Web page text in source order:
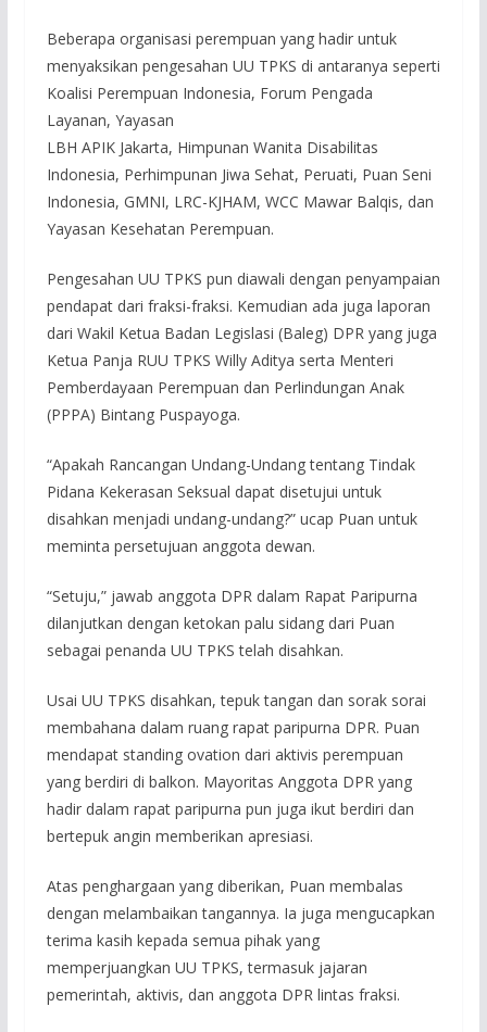
Beberapa organisasi perempuan yang hadir untuk
menyaksikan pengesahan UU TPKS di antaranya seperti
Koalisi Perempuan Indonesia, Forum Pengada
Layanan, Yayasan
LBH APIK Jakarta, Himpunan Wanita Disabilitas
Indonesia, Perhimpunan Jiwa Sehat, Peruati, Puan Seni
Indonesia, GMNI, LRC-KJHAM, WCC Mawar Balqis, dan
Yayasan Kesehatan Perempuan.
Pengesahan UU TPKS pun diawali dengan penyampaian
pendapat dari fraksi-fraksi. Kemudian ada juga laporan
dari Wakil Ketua Badan Legislasi (Baleg) DPR yang juga
Ketua Panja RUU TPKS Willy Aditya serta Menteri
Pemberdayaan Perempuan dan Perlindungan Anak
(PPPA) Bintang Puspayoga.
“Apakah Rancangan Undang-Undang tentang Tindak
Pidana Kekerasan Seksual dapat disetujui untuk
disahkan menjadi undang-undang?” ucap Puan untuk
meminta persetujuan anggota dewan.
“Setuju,” jawab anggota DPR dalam Rapat Paripurna
dilanjutkan dengan ketokan palu sidang dari Puan
sebagai penanda UU TPKS telah disahkan.
Usai UU TPKS disahkan, tepuk tangan dan sorak sorai
membahana dalam ruang rapat paripurna DPR. Puan
mendapat standing ovation dari aktivis perempuan
yang berdiri di balkon. Mayoritas Anggota DPR yang
hadir dalam rapat paripurna pun juga ikut berdiri dan
bertepuk angin memberikan apresiasi.
Atas penghargaan yang diberikan, Puan membalas
dengan melambaikan tangannya. Ia juga mengucapkan
terima kasih kepada semua pihak yang
memperjuangkan UU TPKS, termasuk jajaran
pemerintah, aktivis, dan anggota DPR lintas fraksi.